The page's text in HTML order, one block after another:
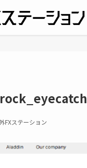
FXステーション